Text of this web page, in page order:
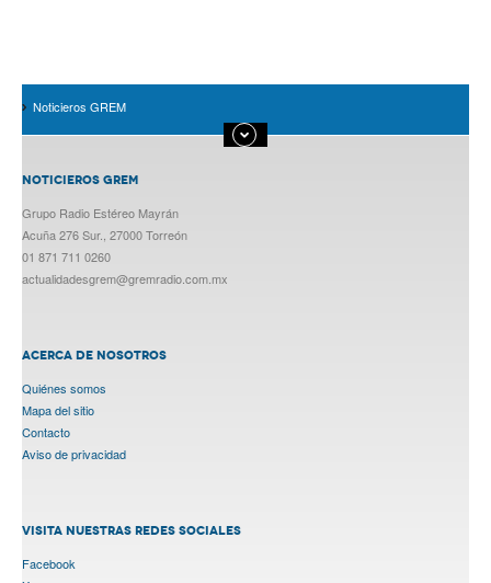
Noticieros GREM
NOTICIEROS GREM
Grupo Radio Estéreo Mayrán
Acuña 276 Sur., 27000 Torreón
01 871 711 0260
actualidadesgrem@gremradio.com.mx
ACERCA DE NOSOTROS
Quiénes somos
Mapa del sitio
Contacto
Aviso de privacidad
VISITA NUESTRAS REDES SOCIALES
Facebook